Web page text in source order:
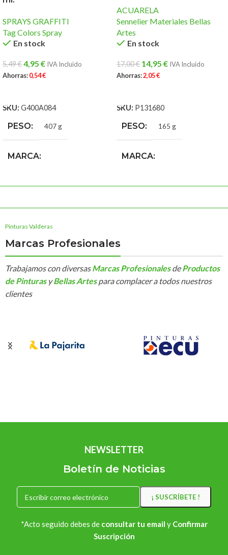
SPRAYS GRAFFITI
Tag Colors Spray
En stock
5,49€4,95 € IVA Incluido
Ahorras:0,54€
SKU: G400A084
PESO 407 g
MARCA
ACUARELA
Sennelier Materiales Bellas
Artes
En stock
17,00€ 14,95 € IVA Incluido
Ahorras:2,05€
SKU: P131680
PESO 165 g
MARCA
Pinturas Valderas
Marcas Profesionales
Trabajamos con diversasMarcas Profesionales deProductos
de Pinturas yBellas Artespara complacer a todos nuestros
clientes
NEWSLETTER
Boletín de Noticias
*Acto seguido debes de consultar tu email y Confirmar
Suscripción